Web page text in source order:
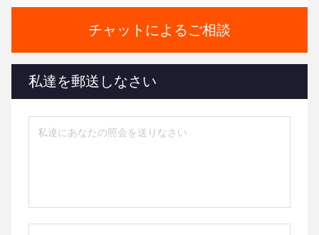
チャットによるご相談
私達を郵送しなさい